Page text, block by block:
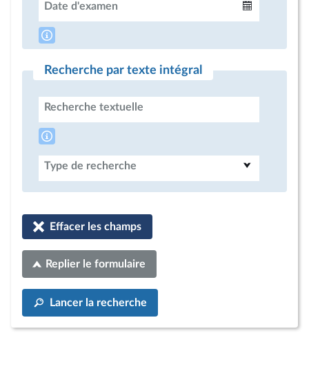
Date d'examen
Recherche par texte intégral
Recherche textuelle
Type de recherche
Effacer les champs
Replier le formulaire
Lancer la recherche